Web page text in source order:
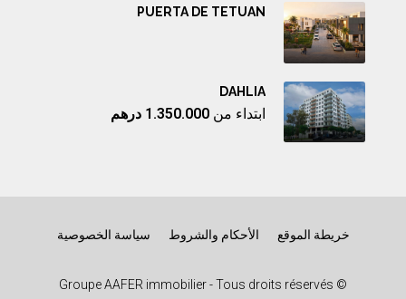
PUERTA DE TETUAN
DAHLIA
ابتداء من 1.350.000 درهم
خريطة الموقع الأحكام والشروط سياسة الخصوصية
© Groupe AAFER immobilier - Tous droits réservés